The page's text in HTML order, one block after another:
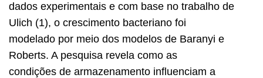
dados experimentais e com base no trabalho de
Ulich (1), o crescimento bacteriano foi
modelado por meio dos modelos de Baranyi e
Roberts. A pesquisa revela como as
condições de armazenamento influenciam a